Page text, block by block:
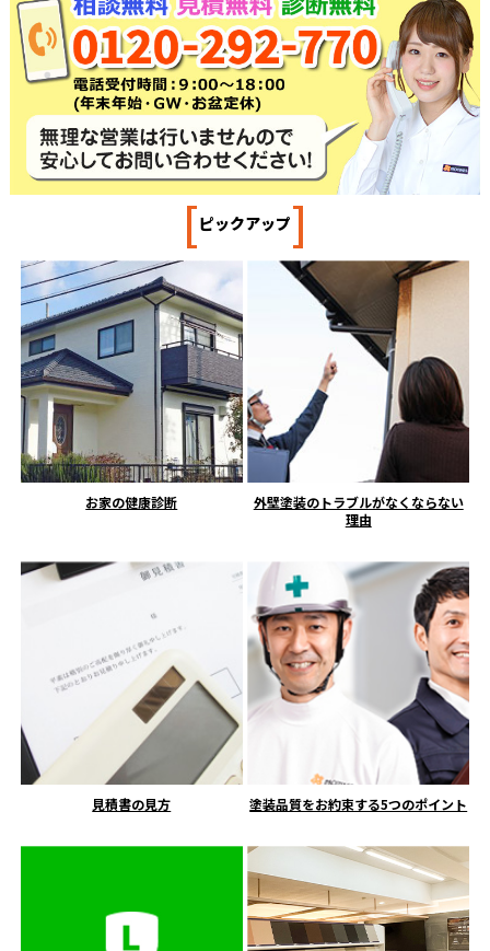
[ピックアップ]
お家の健康診断
外壁塗装のトラブルがなくならない
理由
見積書の見方 塗装品質をお約束する5つのポイント